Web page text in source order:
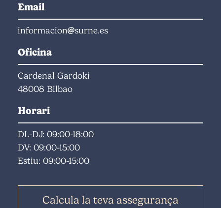
Email
informacion surne.es
Oficina
Cardenal Gardoki
48008 Bilbao
Horari
DL-DJ: 09:00-18:00
DV: 09:00-15:00
Estiu: 09:00-15:00
Calcula la teva assegurança